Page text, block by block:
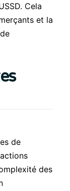
Cela
et la
de
des